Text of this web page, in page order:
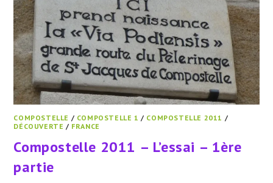
COMPOSTELLE / COMPOSTELLE 1 / COMPOSTELLE 2011 /
DÉCOUVERTE / FRANCE
Compostelle 2011 – L’essai – 1ère
partie